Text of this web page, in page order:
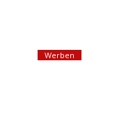
Werben